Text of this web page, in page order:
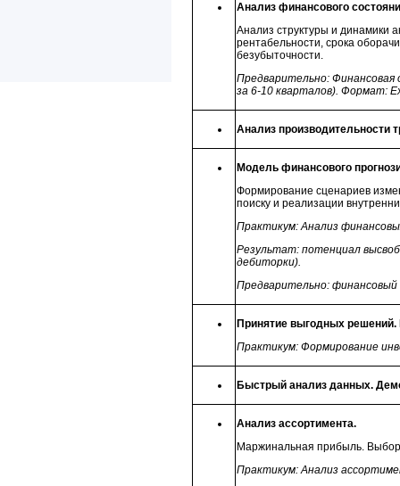
Анализ финансового
Анализ структуры и динамики
рентабельности, срока
безубыточности.
Предварительно:
за 6-10 кварталов). Формат:
Анализ производительности
Модель финансового
Формирование сценариев
поиску и реализации
Практикум: Анализ
Результат: потенциал
дебиторки).
Предварительно: финансовый
Принятие выгодных
Практикум: Формирование
Быстрый анализ данных.
Анализ ассортимента.
Маржинальная прибыль.
Практикум: Анализ